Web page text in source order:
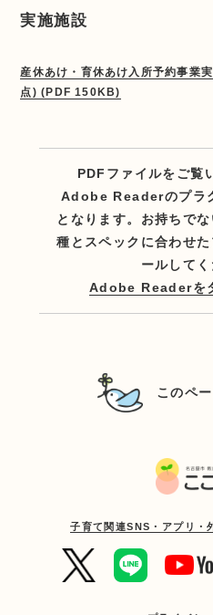
実施施設
産休あけ・育休あけ入所予約事業
点) (PDF 150KB)
PDFファイルをご覧
Adobe Readerのプラ
となります。お持ちで
種とスペックに合わせ
ールしてく
Adobe Readerを
このペ
子育て関連SNS・アプリ・